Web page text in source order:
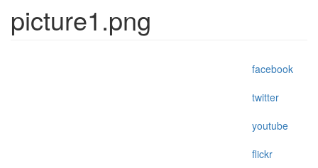
picture1.png
facebook
twitter
youtube
flickr